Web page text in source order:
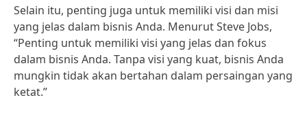
Selain itu, penting juga untuk memiliki visi dan misi
yang jelas dalam bisnis Anda. Menurut Steve Jobs,
“Penting untuk memiliki visi yang jelas dan fokus
dalam bisnis Anda. Tanpa visi yang kuat, bisnis Anda
mungkin tidak akan bertahan dalam persaingan yang
ketat.”